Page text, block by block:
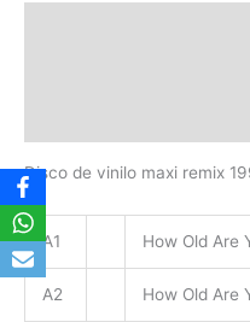
Disco de vinilo maxi remix
A1 How Old Are
A2 How Old Are